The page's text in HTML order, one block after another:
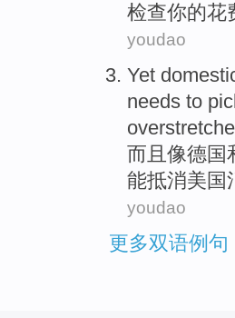
检查你的花
youdao
Yet
needs to
而且 像德国
能抵消美国
youdao
更多双语例句